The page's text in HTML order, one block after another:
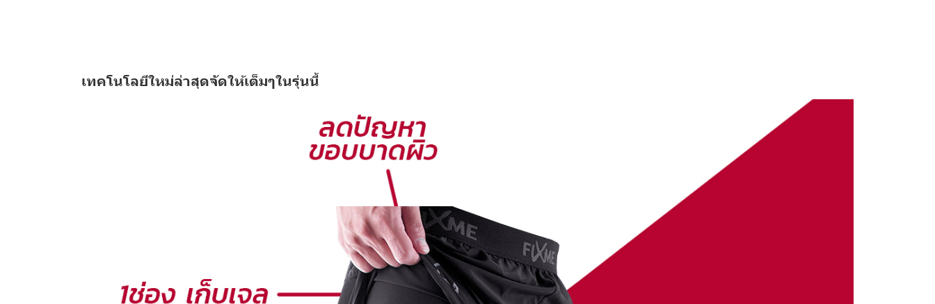
เทคโนโลยีใหม่ล่าสุดจัดให้เต็มๆในรุ่นนี้